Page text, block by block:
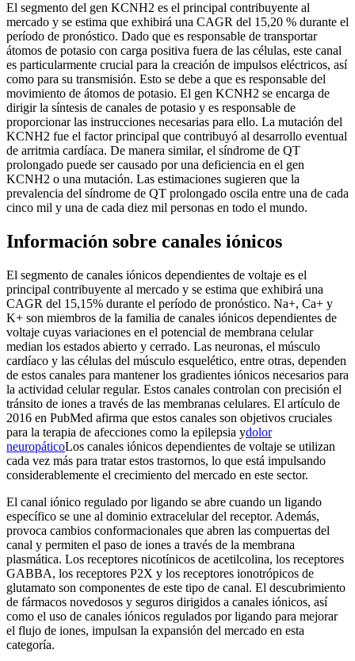
El segmento del gen KCNH2 es el principal contribuyente al
mercado y se estima que exhibirá una CAGR del 15,20 % durante el
período de pronóstico. Dado que es responsable de transportar
átomos de potasio con carga positiva fuera de las células, este canal
es particularmente crucial para la creación de impulsos eléctricos, así
como para su transmisión. Esto se debe a que es responsable del
movimiento de átomos de potasio. El gen KCNH2 se encarga de
dirigir la síntesis de canales de potasio y es responsable de
proporcionar las instrucciones necesarias para ello. La mutación del
KCNH2 fue el factor principal que contribuyó al desarrollo eventual
de arritmia cardíaca. De manera similar, el síndrome de QT
prolongado puede ser causado por una deficiencia en el gen
KCNH2 o una mutación. Las estimaciones sugieren que la
prevalencia del síndrome de QT prolongado oscila entre una de cada
cinco mil y una de cada diez mil personas en todo el mundo.
Información sobre canales iónicos
El segmento de canales iónicos dependientes de voltaje es el
principal contribuyente al mercado y se estima que exhibirá una
CAGR del 15,15% durante el período de pronóstico. Na+, Ca+ y
K+ son miembros de la familia de canales iónicos dependientes de
voltaje cuyas variaciones en el potencial de membrana celular
median los estados abierto y cerrado. Las neuronas, el músculo
cardíaco y las células del músculo esquelético, entre otras, dependen
de estos canales para mantener los gradientes iónicos necesarios para
la actividad celular regular. Estos canales controlan con precisión el
tránsito de iones a través de las membranas celulares. El artículo de
2016 en PubMed afirma que estos canales son objetivos cruciales
para la terapia de afecciones como la epilepsia ydolor
neuropáticoLos canales iónicos dependientes de voltaje se utilizan
cada vez más para tratar estos trastornos, lo que está impulsando
considerablemente el crecimiento del mercado en este sector.
El canal iónico regulado por ligando se abre cuando un ligando
específico se une al dominio extracelular del receptor. Además,
provoca cambios conformacionales que abren las compuertas del
canal y permiten el paso de iones a través de la membrana
plasmática. Los receptores nicotínicos de acetilcolina, los receptores
GABBA, los receptores P2X y los receptores ionotrópicos de
glutamato son componentes de este tipo de canal. El descubrimiento
de fármacos novedosos y seguros dirigidos a canales iónicos, así
como el uso de canales iónicos regulados por ligando para mejorar
el flujo de iones, impulsan la expansión del mercado en esta
categoría.